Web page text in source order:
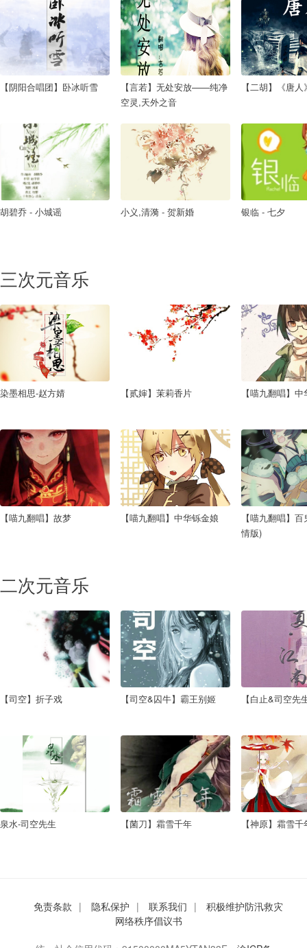
【阴阳合唱团】卧冰听雪
【言若】无处安放——纯净
空灵,天外之音
【二胡】《唐人
胡碧乔 - 小城谣 小义,清漪 - 贺新婚 银临 - 七夕
三次元音乐
染墨相思-赵方婧 【贰婶】茉莉香片 【喵九翻唱】
【喵九翻唱】故梦 【喵九翻唱】中华铄金娘
【喵九翻唱】
情版)
二次元音乐
【司空】折子戏 【司空&囚牛】霸王别姬 【白止&司空先
泉水-司空先生 【菌刀】霜雪千年 【神原】霜雪千
免责条款 隐私保护 联系我们
积极维护防汛救灾
网络秩序倡议书